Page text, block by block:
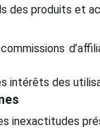
des produits et
intérêts des
inexactitudes